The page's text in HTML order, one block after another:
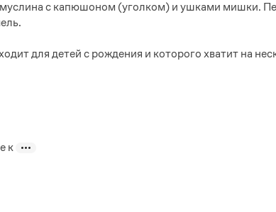
с капюшоном (уголком) и ушками мишки.
для детей с рождения и которого хватит на
к